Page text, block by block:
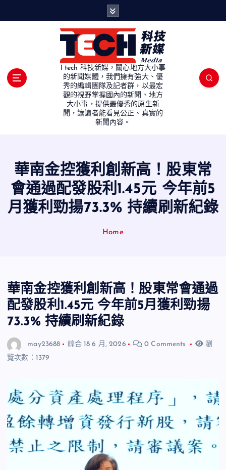
I tech 科技新媒，關心地方大小事
的新聞媒體，我們擁有強大、優
秀的編輯團隊及記者群，以最宏
觀的視野掌握國內的新聞、地方
大小事，提供最優秀的原生新
聞，讓讀者能看見公正、真實的
新聞內容。
華南金控獲利創新高！股東常
會通過配發股利1.45元 今年前5
月獲利勁揚73.3% 持續刷新紀錄
Home
華南金控獲利創新高！股東常會通過
配發股利1.45元 今年前5月獲利勁揚
73.3% 持續刷新紀錄
may23688 綜合 18 6 月, 2026 0 Comments
瀏
覽次數：1379